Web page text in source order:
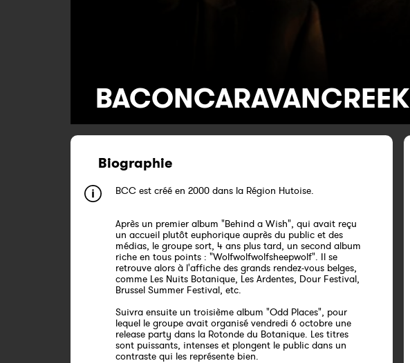
BACONCARAVANCREEK
Biographie
BCC est créé en 2000 dans la Région Hutoise.
Après un premier album "Behind a Wish", qui avait reçu
un accueil plutôt euphorique auprès du public et des
médias, le groupe sort, 4 ans plus tard, un second album
riche en tous points : "Wolfwolfwolfsheepwolf". Il se
retrouve alors à l'affiche des grands rendez-vous belges,
comme Les Nuits Botanique, Les Ardentes, Dour Festival,
Brussel Summer Festival, etc.
Suivra ensuite un troisième album "Odd Places", pour
lequel le groupe avait organisé vendredi 6 octobre une
release party dans la Rotonde du Botanique. Les titres
sont puissants, intenses et plongent le public dans un
contraste qui les représente bien.